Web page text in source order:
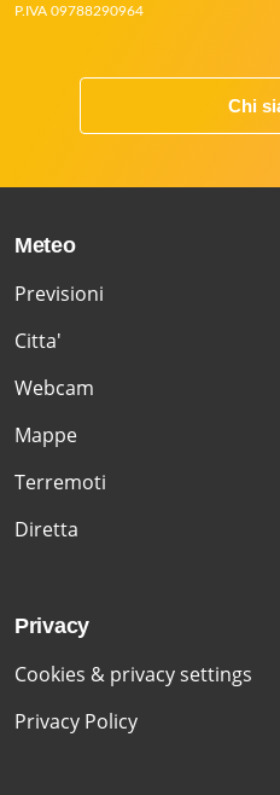
P.IVA 09788290964
Chi
Meteo
Previsioni
Citta'
Webcam
Mappe
Terremoti
Diretta
Privacy
Cookies & privacy settings
Privacy Policy